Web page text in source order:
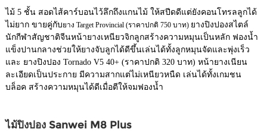
ไม้ 5 ชั้น สอดไส้คาร์บอนไว้ลึกถึงแกนไม้ ให้สปีดดีแต่ยังคอนโทรลลูกได้
ไม่ยาก ขายคู่กับยาง Target Provincial (ราคาปกติ 750 บาท) ยางปิงปองสไตล์
นักกีฬาสัญชาติจีนหน้ายางเหนียวจิกลูกสร้างความหมุนเป็นหลัก ฟองน้ำ
แข็งปานกลางช่วยให้ยางจับลูกได้ดีขึ้นเล่นได้ทั้งลูกหมุนจัดและพุ่งเร็ว
และ ยางปิงปอง Tornado V5 40+ (ราคาปกติ 320 บาท) หน้ายางเนียน
ละเอียดเป็นประกาย มีความสากแต่ไม่เหนียวหนืด เล่นได้ทั้งเกมชน
บล็อค สร้างความหมุนได้ดีเมื่อตีให้จมฟองน้ำ
ไม้ปิงปอง Sanwei M8 Plus